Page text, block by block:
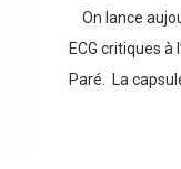
On lance
ECG critiques
Paré. La